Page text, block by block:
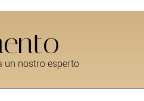
un nostro esperto